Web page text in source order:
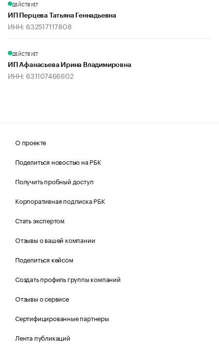
ДЕЙСТВУЕТ
ИП Перцева Татьяна Геннадьевна
ИНН: 632517117808
ДЕЙСТВУЕТ
ИП Афанасьева Ирина Владимировна
ИНН: 631107466602
О проекте
Поделиться новостью на РБК
Получить пробный доступ
Корпоративная подписка РБК
Стать экспертом
Отзывы о вашей компании
Поделиться кейсом
Создать профиль группы компаний
Отзывы о сервисе
Сертифицированные партнеры
Лента публикаций